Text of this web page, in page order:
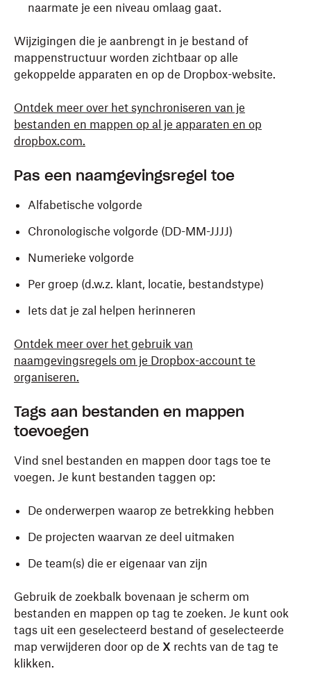
naarmate je een niveau omlaag gaat.
Wijzigingen die je aanbrengt in je bestand of
mappenstructuur worden zichtbaar op alle
gekoppelde apparaten en op de Dropbox-website.
Ontdek meer over het synchroniseren van je
bestanden en mappen op al je apparaten en op
dropbox.com.
Pas een naamgevingsregel toe
Alfabetische volgorde
Chronologische volgorde (DD-MM-JJJJ)
Numerieke volgorde
Per groep (d.w.z. klant, locatie, bestandstype)
Iets dat je zal helpen herinneren
Ontdek meer over het gebruik van
naamgevingsregels om je Dropbox-account te
organiseren.
Tags aan bestanden en mappen
toevoegen
Vind snel bestanden en mappen door tags toe te
voegen. Je kunt bestanden taggen op:
De onderwerpen waarop ze betrekking hebben
De projecten waarvan ze deel uitmaken
De team(s) die er eigenaar van zijn
Gebruik de zoekbalk bovenaan je scherm om
bestanden en mappen op tag te zoeken. Je kunt ook
tags uit een geselecteerd bestand of geselecteerde
map verwijderen door op de X rechts van de tag te
klikken.